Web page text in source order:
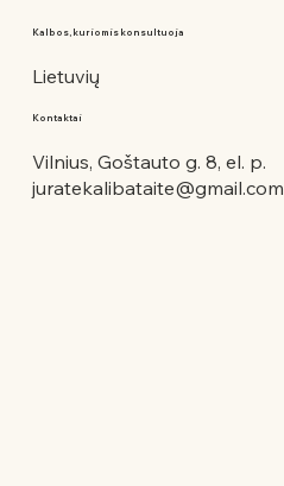
Kalbos, kuriomis konsultuoja
Lietuvių
Kontaktai
Vilnius, Goštauto g. 8, el. p.
juratekalibataite@gmail.com